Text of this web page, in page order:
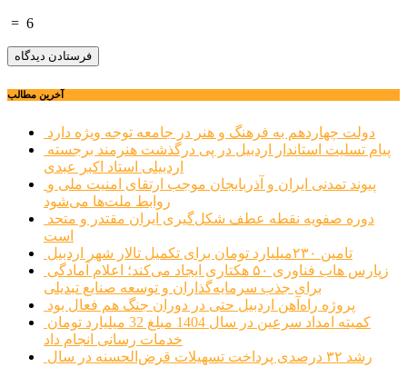
= 6
آخرین مطالب
دولت چهاردهم به فرهنگ و هنر در جامعه توجه ویژه دارد
اردبیلی استاد اکبر عبدی
روابط ملت‌ها می‌شود
است
تامین ۲۳۰میلیارد تومان برای تکمیل تالار شهر اردبیل
برای جذب سرمایه‌گذاران و توسعه صنایع تبدیلی
پروژه راه‌آهن اردبیل حتی در دوران جنگ هم فعال بود
خدمات رسانی انجام داد